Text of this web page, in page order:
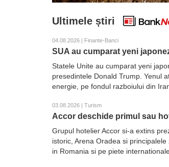
Ultimele știri
04.08.2026 | Finante-Banci
SUA au cumparat yeni
Statele Unite au cumparat yeni
presedintele Donald Trump. Yenul
energie, pe fondul razboiului din
03.08.2026 | Turism
Accor deschide primul sau
Grupul hotelier Accor si-a extins
istoric, Arena Oradea si
in Romania si pe piete